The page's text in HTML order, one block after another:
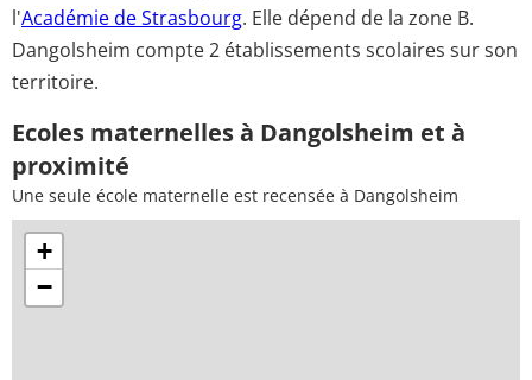
l'Académie de Strasbourg. Elle dépend de la zone B.
Dangolsheim compte 2 établissements scolaires sur son
territoire.
Ecoles maternelles à Dangolsheim et à
proximité
Une seule école maternelle est recensée à Dangolsheim
+
−